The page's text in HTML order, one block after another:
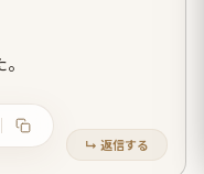
↳ 返信する